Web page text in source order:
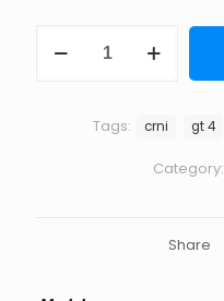
Watch
quantity
Category:
Tags: crni gt 4
Share